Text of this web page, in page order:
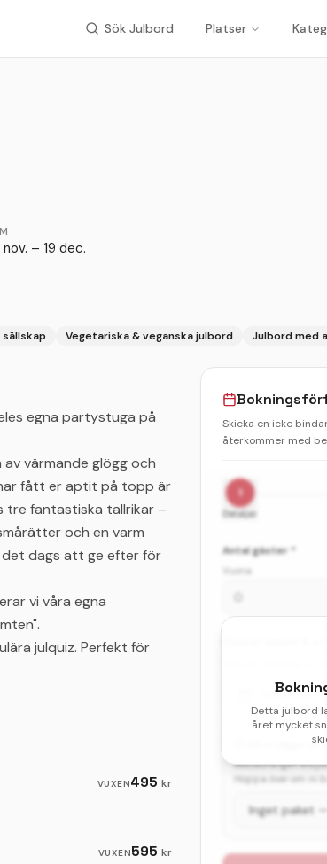
Sök Julbord Platser
– 19 dec.
Vegetariska & veganska julbord Julbord med
egna partystuga på
värmande glögg och
fått er aptit på topp är
tre fantastiska tallrikar –
och en varm
det dags att ge efter för
vi våra egna
julquiz. Perfekt för
VUXEN495 kr
VUXEN595 kr
Skicka en icke
återkommer med
1
Detaljer
Antal gäster *
Vuxna
Önskat datum &
Välj ditt förstaval av
Välj datum
Vill ni lägga
Restaurangen
Hoppa över om ni
Detta julbord
året mycket